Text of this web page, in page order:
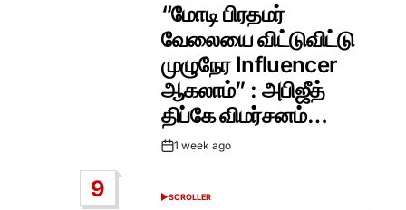
“மோடி பிரதமர்
வேலையை விட்டுவிட்டு
முழுநேர Influencer
ஆகலாம்” : அபிஜீத்
திப்கே விமர்சனம்…
Post1 week ago
9
POSTED
SCROLLER